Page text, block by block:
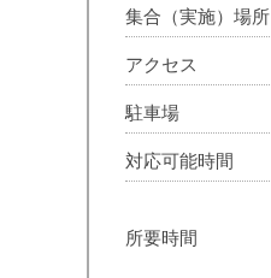
集合（実施）場所
アクセス
駐車場
対応可能時間
所要時間